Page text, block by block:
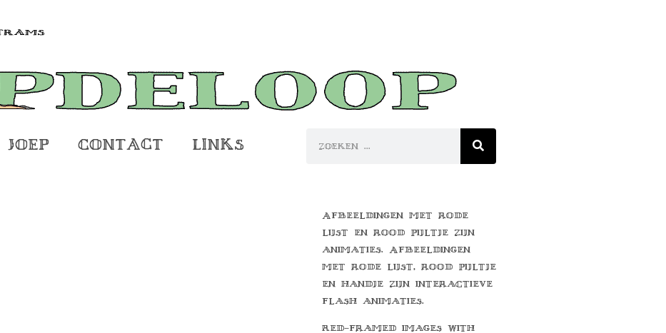
Joep Contact Links
Afbeeldingen met rode
lijst en rood pijltje zijn
animaties. Afbeeldingen
met rode lijst, rood pijltje
en handje zijn interactieve
flash animaties.
Red-framed images with